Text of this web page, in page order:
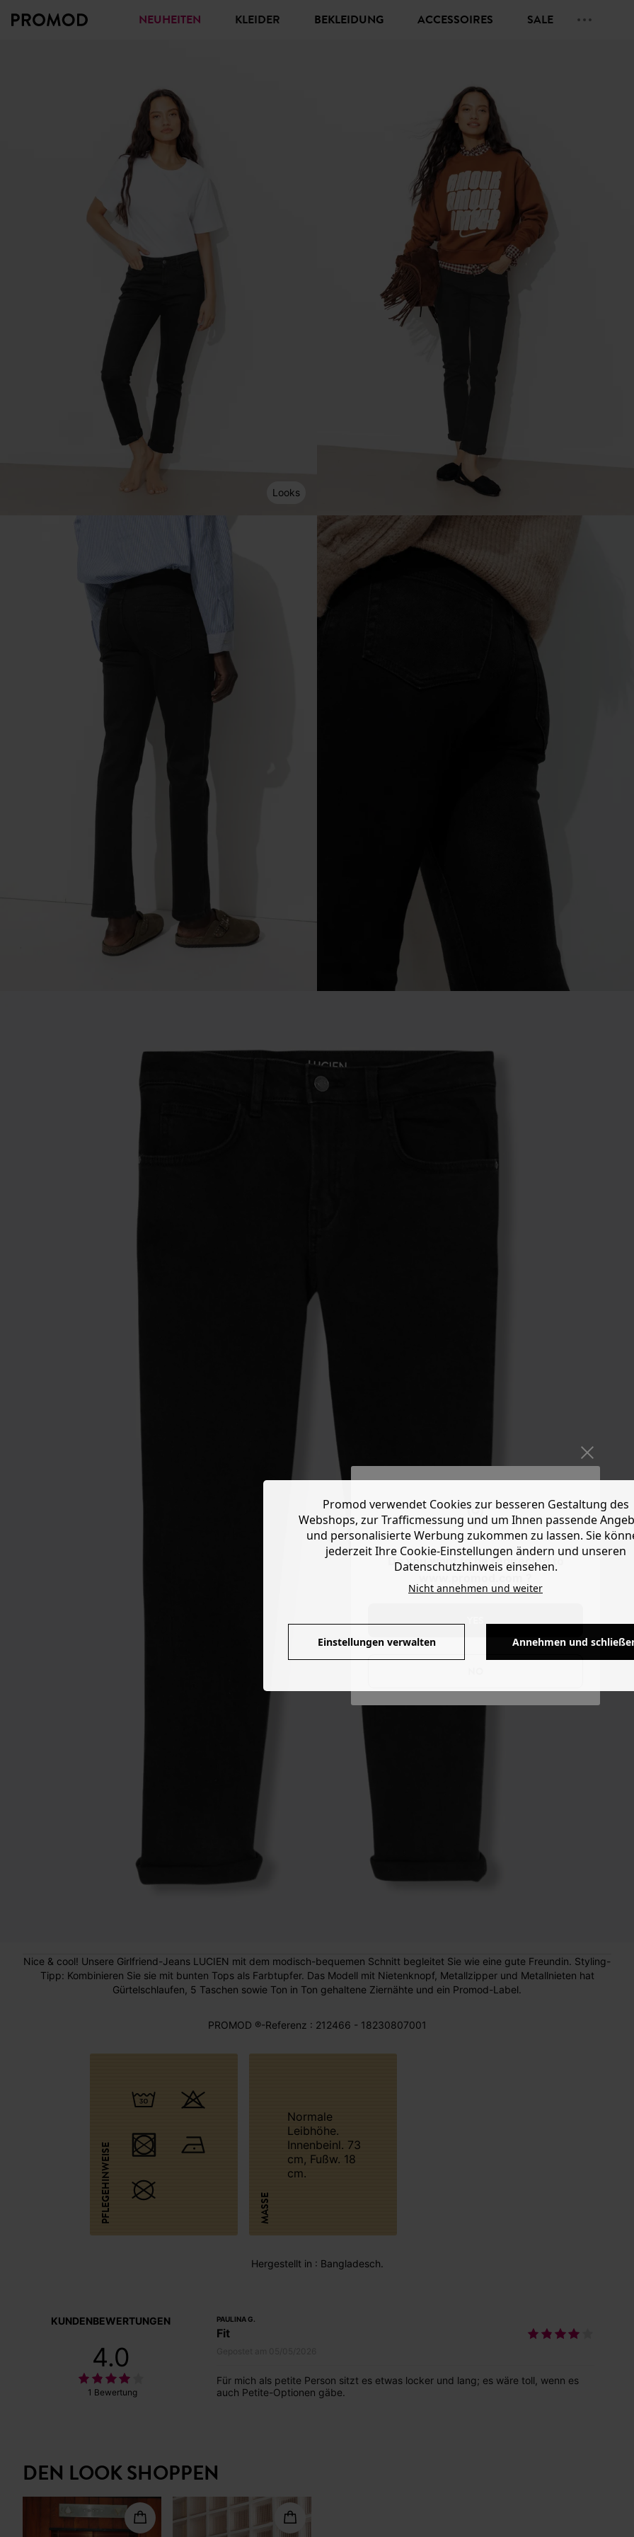
Do you want to be redirected to
NEUHEITEN KLEIDER BEKLEIDUNG ACCESSOIRES SALE
Looks
Nice & cool! Unsere Girlfriend-Jeans LUCIEN mit dem modisch-bequemen Schnitt begleitet Sie wie eine gute Freundin. Styling-
Tipp: Kombinieren Sie sie mit bunten Tops als Farbtupfer. Das Modell mit Nietenknopf, Metallzipper und Metallnieten hat
Gürtelschlaufen, 5 Taschen sowie Ton in Ton gehaltene Ziernähte und ein Promod-Label.
PROMOD ®-Referenz : 212466 - 18230807001
PFLEGEHINWEISE MASSE
Normale
Leibhöhe.
Innenbeinl. 73
cm, Fußw. 18
cm.
Hergestellt in : Bangladesch.
KUNDENBEWERTUNGEN
4.0
1 Bewertung
PAULINA G.
Fit
Für mich als petite Person sitzt es etwas locker und lang; es wäre toll, wenn es
auch Petite-Optionen gäbe.
DEN LOOK SHOPPEN
Promod verwendet Cookies zur besseren Gestaltung des
Webshops, zur Trafficmessung und um Ihnen passende
und personalisierte Werbung zukommen zu lassen. Sie
jederzeit Ihre Cookie-Einstellungen ändern und unseren
Datenschutzhinweis einsehen.
Nicht annehmen und weiter
Einstellungen verwalten Annehmen und